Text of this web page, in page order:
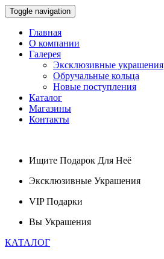
Toggle navigation
Главная
О компании
Галерея
Эксклюзивные украшения
Обручальные кольца
Новые поступления
Каталог
Магазины
Контакты
Ищите Подарок Для Неё
Эксклюзивные Украшения
VIPПодарки
Вы Украшения
КАТАЛОГ